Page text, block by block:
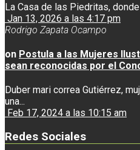
La Casa de las Piedritas,
Jan 13, 2026 a las 4:17 pm
Rodrigo Zapata Ocampo
on Postula a las Mujeres
sean reconocidas por el
Duber mari correa Gutiérrez,
una...
Feb 17, 2024 a las 10:15 am
Redes Sociales